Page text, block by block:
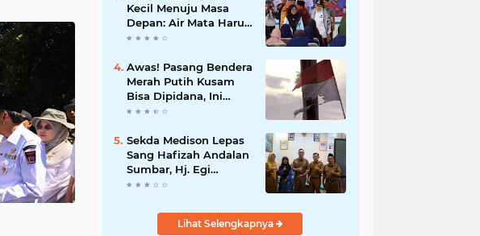
Terdampak
Kecil Menuju Masa
Depan: Air Mata Haru
Bupati Annisa
Harapan Baru di
Sekolah Rakyat
Dharmasraya
Awas! Pasang Bendera
Merah Putih Kusam
Bisa Dipidana, Ini
Aturan Lengkap
Sekda Medison Lepas
Sang Hafizah Andalan
Sumbar, Hj. Egi
Firnawati Bersiap Ukir
KORPRI Nasional 2026
Lihat Selengkapnya